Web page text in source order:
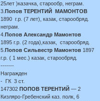
25лет )казачка, старообр, неграм.
3. Попов ТЕРЕНТИЙ МАМОНТОВ
1890 г.р. (7 лет), казак, старообряд.
неграм.
4. Попов Александр Мамонтов
1895 г.р. (2 года),казак, старообряд.
5. Попов Сильвестр Мамонтов 1897
г.р. ( 1 мес.) казак, старообряд.
-------
Награжден
- ГК 3 ст.
147302 ПОПОВ ТЕРЕНТИЙ — 2
Кизляро-Гребенский каз. полк, 6